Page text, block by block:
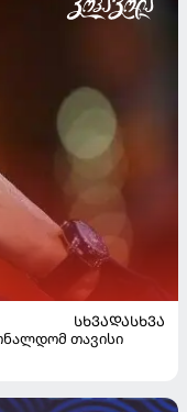
ᲡᲮᲕᲐᲓᲐᲡᲮᲕᲐ
თავისი